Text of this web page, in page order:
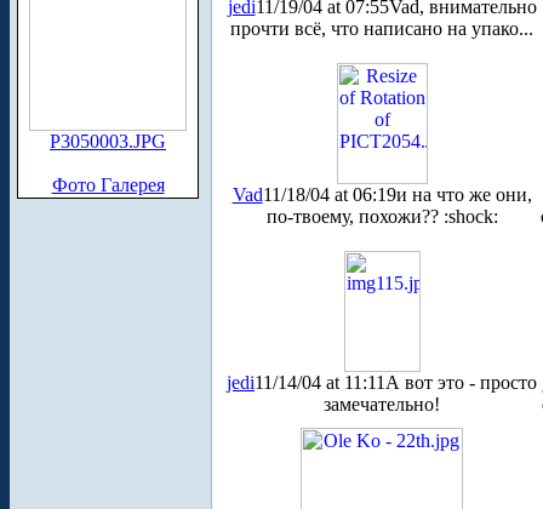
P3050003.JPG
Фото Галерея
jedi11/19/04 at 07:55Vad, внимательно
прочти всё, что написано на упако...
Vad11/18/04 at 06:19и на что же они,
по-твоему, похожи?? :shock:
jedi11/14/04 at 11:11 А вот это - просто
замечательно!